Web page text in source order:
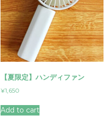
【夏限定】ハンディファン
¥1,650
Add to cart